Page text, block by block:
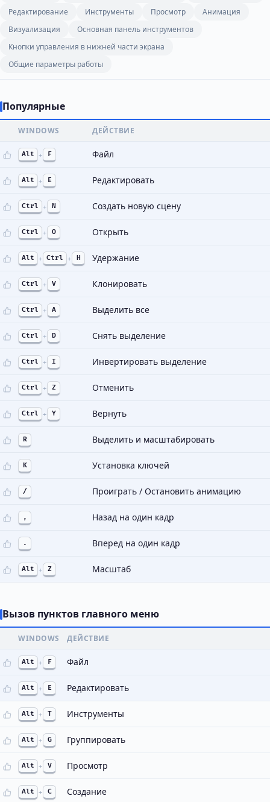
Редактирование
Инструменты Просмотр
Анимация
Визуализация
Основная панель инструментов
Кнопки управления в нижней части экрана
Общие параметры работы
Популярные
WINDOWS ДЕЙСТВИЕ
Alt + F Файл
Alt + E Редактировать
Ctrl + N Создать новую сцену
Ctrl + O Открыть
Alt + Ctrl + H Удержание
Ctrl + V Клонировать
Ctrl + A Выделить все
Ctrl + D Снять выделение
Ctrl + I Инвертировать выделение
Ctrl + Z Отменить
Ctrl + Y Вернуть
R Выделить и масштабировать
K Установка ключей
/ Проиграть / Остановить анимацию
, Назад на один кадр
. Вперед на один кадр
Alt + Z Масштаб
Вызов пунктов главного меню
WINDOWS ДЕЙСТВИЕ
Alt + F Файл
Alt + E Редактировать
Alt + T Инструменты
Alt + G Группировать
Alt + V Просмотр
Alt + C Создание